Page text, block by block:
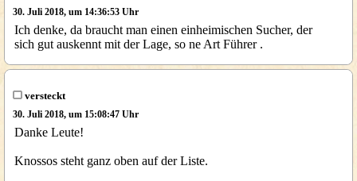
30. Juli 2018, um 14:36:53 Uhr
Ich denke, da braucht man einen einheimischen Sucher, der
sich gut auskennt mit der Lage, so ne Art Führer .
versteckt
30. Juli 2018, um 15:08:47 Uhr
Danke Leute!
Knossos steht ganz oben auf der Liste.